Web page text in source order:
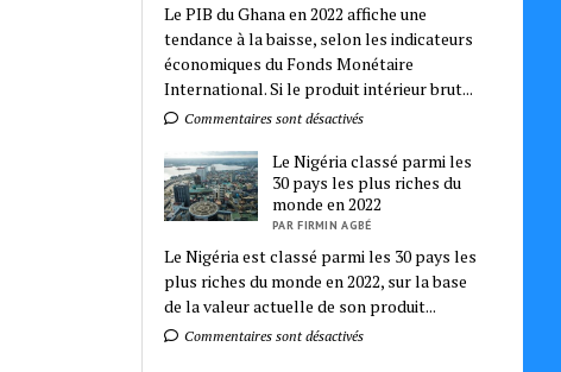
Le PIB du Ghana en 2022 affiche une
tendance à la baisse, selon les indicateurs
économiques du Fonds Monétaire
International. Si le produit intérieur brut...
Commentaires sont désactivés
Le Nigéria classé parmi les
30 pays les plus riches du
monde en 2022
PAR FIRMIN AGBÉ
Le Nigéria est classé parmi les 30 pays les
plus riches du monde en 2022, sur la base
de la valeur actuelle de son produit...
Commentaires sont désactivés